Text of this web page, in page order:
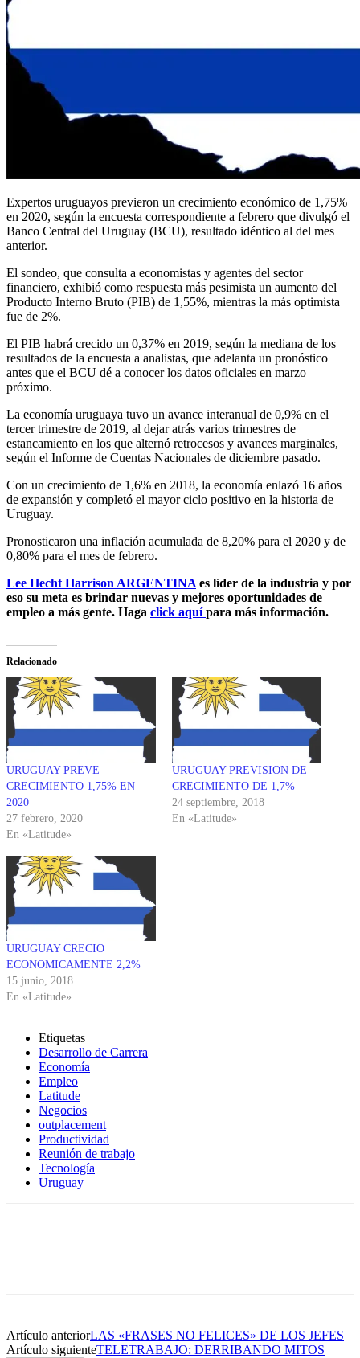
Expertos uruguayos previeron un crecimiento económico de 1,75%
en 2020, según la encuesta correspondiente a febrero que divulgó el
Banco Central del Uruguay (BCU), resultado idéntico al del mes
anterior.
El sondeo, que consulta a economistas y agentes del sector
financiero, exhibió como respuesta más pesimista un aumento del
Producto Interno Bruto (PIB) de 1,55%, mientras la más optimista
fue de 2%.
El PIB habrá crecido un 0,37% en 2019, según la mediana de los
resultados de la encuesta a analistas, que adelanta un pronóstico
antes que el BCU dé a conocer los datos oficiales en marzo
próximo.
La economía uruguaya tuvo un avance interanual de 0,9% en el
tercer trimestre de 2019, al dejar atrás varios trimestres de
estancamiento en los que alternó retrocesos y avances marginales,
según el Informe de Cuentas Nacionales de diciembre pasado.
Con un crecimiento de 1,6% en 2018, la economía enlazó 16 años
de expansión y completó el mayor ciclo positivo en la historia de
Uruguay.
Pronosticaron una inflación acumulada de 8,20% para el 2020 y de
0,80% para el mes de febrero.
Lee Hecht Harrison ARGENTINA es líder de la industria y por
eso su meta es brindar nuevas y mejores oportunidades de
empleo a más gente. Haga click aquípara más información.
Relacionado
URUGUAY PREVE
CRECIMIENTO 1,75% EN
2020
27 febrero, 2020
En «Latitude»
URUGUAY PREVISION DE
CRECIMIENTO DE 1,7%
24 septiembre, 2018
En «Latitude»
URUGUAY CRECIO
ECONOMICAMENTE 2,2%
15 junio, 2018
En «Latitude»
Etiquetas
Desarrollo de Carrera
Economía
Empleo
Latitude
Negocios
outplacement
Productividad
Reunión de trabajo
Tecnología
Uruguay
Artículo anteriorLAS «FRASES NO FELICES» DE LOS JEFES
Artículo siguienteTELETRABAJO: DERRIBANDO MITOS